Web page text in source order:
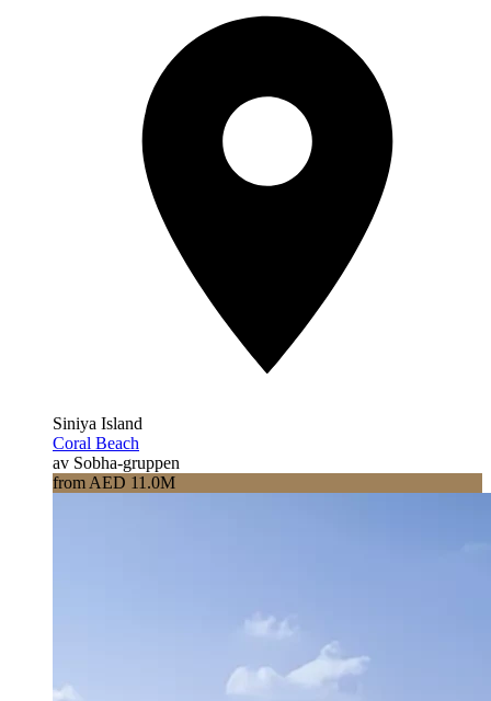
Siniya Island
Coral Beach
av Sobha-gruppen
from AED 11.0M